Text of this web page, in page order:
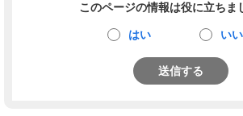
このページの情報は役に立ちま
はい い
送信する